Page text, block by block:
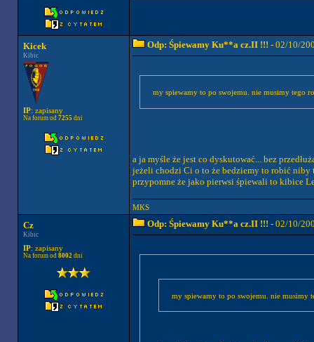
Kicek
Kibic
IP: zapisany
Na forum od 7255 dni
Odp: Śpiewamy Ku**a cz.II !!! - 02/10/
my spiewamy to po swojemu. nie musimy tego
a ja myśle że jest co dyskutować... bez
jeżeli chodzi Ci o to że bedziemy to robić
przypomne że jako pierwsi śpiewali to kibice
MKS
Cz
Kibic
IP: zapisany
Na forum od 8002dni
Odp: Śpiewamy Ku**a cz.II !!! - 02/10/
my spiewamy to po swojemu. nie musimy